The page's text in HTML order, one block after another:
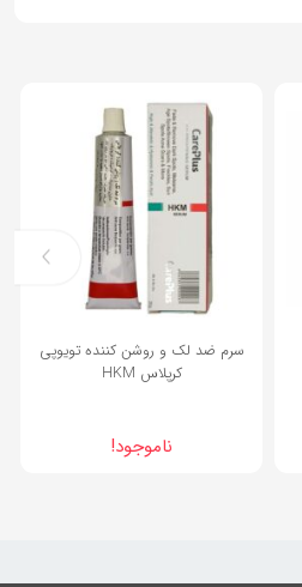
سرم ضد لک و روشن کننده تویوپی
كرپلاس HKM
ناموجود!